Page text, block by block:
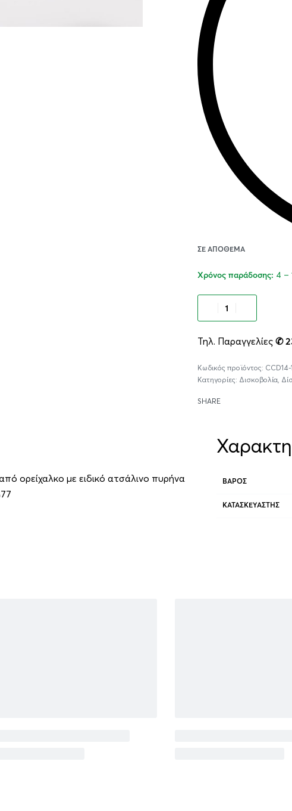
ΣΕ ΑΠΌΘΕΜΑ
Χρόνος παράδοσης: 4 –
Τηλ. Παραγγελίες ✆
CCD14-
Κατηγορίες: Δισκοβολία,
SHARE
ορείχαλκο με ειδικό ατσάλινο πυρήνα
ΒΆΡΟΣ
ΚΑΤΑΣΚΕΥΑΣΤΉΣ